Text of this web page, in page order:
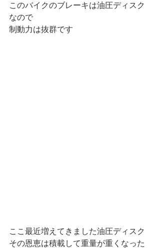
このバイクのブレーキは油圧ディスク
なので
制動力は抜群です
ここ最近増えてきました油圧ディスク
その恩恵は積載して重量が重くなった